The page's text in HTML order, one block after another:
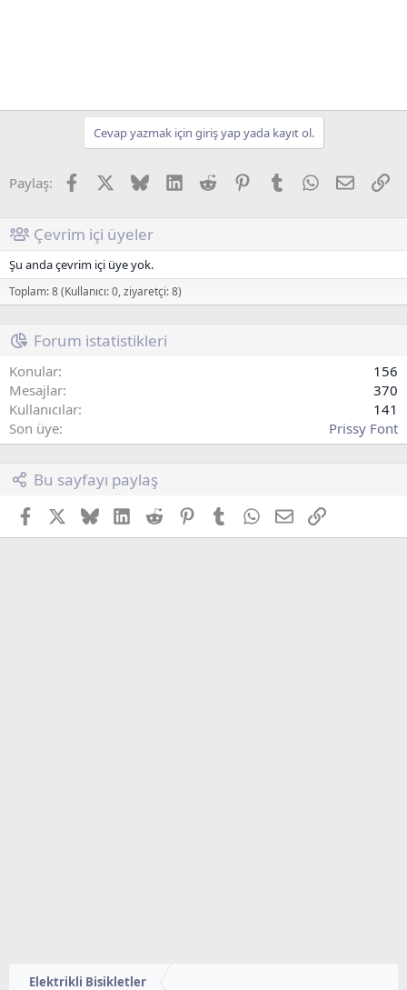
Cevap yazmak için giriş yap yada kayıt ol.
Paylaş: FacebookX (Twitter)
BlueskyLinkedInReddit PinterestTumblr WhatsApp
E-posta
Çevrim içi üyeler
Şu anda çevrim içi üye yok.
Toplam: 8 (Kullanıcı: 0, ziyaretçi: 8)
Forum istatistikleri
Konular
156
Mesajlar
370
Kullanıcılar
141
Son üye
Prissy Font
Bu sayfayı paylaş
FacebookX (Twitter)
BlueskyLinkedInReddit PinterestTumblr WhatsApp
E-postaLink
Elektrikli Bisikletler